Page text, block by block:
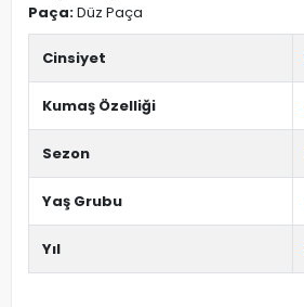
Paça:Düz Paça
Cinsiyet
Kumaş Özelliği
Sezon
Yaş Grubu
Yıl